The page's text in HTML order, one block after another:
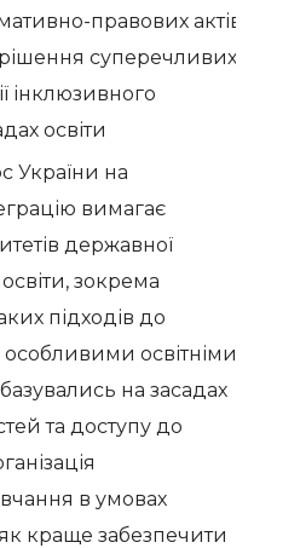
правових актів
суперечливих
інклюзивного
освіти
України на
вимагає
державної
зокрема
підходів до
особливими освітніми
на засадах
та доступу до
в умовах
як краще забезпечити